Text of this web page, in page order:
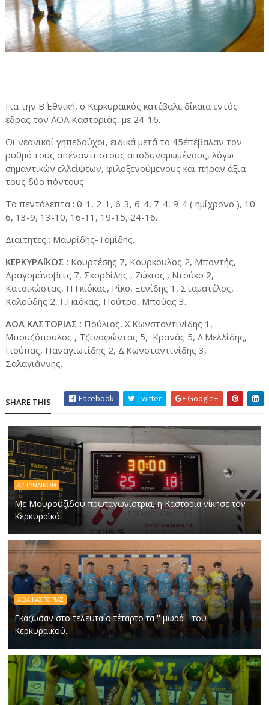
Για την Β΄ Εθνική, ο Κερκυραϊκός κατέβαλε δίκαια εντός
έδρας τον ΑΟΑ Καστοριάς, με 24-16.
Οι νεανικοί γηπεδούχοι, ειδικά μετά το 45΄επέβαλαν τον
ρυθμό τους απέναντι στους αποδυναμωμένους, λόγω
σημαντικών ελλείψεων, φιλοξενούμενους και πήραν άξια
τους δύο πόντους.
Τα πεντάλεπτα : 0-1, 2-1, 6-3, 6-4, 7-4, 9-4 ( ημίχρονο ), 10-
6, 13-9, 13-10, 16-11, 19-15, 24-16.
Διαιτητές : Μαυρίδης-Τομίδης.
ΚΕΡΚΥΡΑΪΚΟΣ : Κουρτέσης 7, Κούρκουλος 2, Μποντής,
Δραγομάνοβιτς 7, Σκορδίλης , Ζώκιος , Ντούκο 2,
Κατσικώστας, Π.Γκιόκας, Ρίκο, Ξενίδης 1, Σταματέλος,
Καλούδης 2, Γ.Γκιόκας, Πούτρο, Μπούας 3.
ΑΟΑ ΚΑΣΤΟΡΙΑΣ : Πούλιος, Χ.Κωνσταντινίδης 1,
Μπουζόπουλος , Τζινοφώντας 5, Κρανάς 5, Λ.Μελλίδης,
Γιούπας, Παναγιωτίδης 2, Δ.Κωνσταντινίδης 3,
Σαλαγιάννης.
SHARE THIS Facebook Twitter Google+
Α2 ΓΥΝΑΙΚΩΝ
Με Μουρουζίδου πρωταγωνίστρια, η Καστοριά νίκησε τον
Κερκυραϊκό
ΑΟΑ ΚΑΣΤΟΡΙΑΣ
Γκάζωσαν στο τελευταίο τέταρτο τα '' μωρά '' του
Κερκυραϊκού...